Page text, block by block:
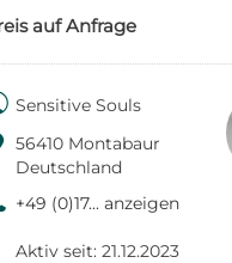
auf Anfrage
Sensitive Souls
56410 Montabaur
Deutschland
+49 (0)17... anzeigen
Aktiv seit: 21.12.2023